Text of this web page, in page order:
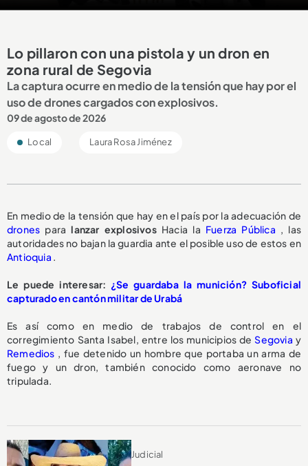
Lo pillaron con una pistola y un dron en
zona rural de Segovia
La captura ocurre en medio de la tensión que hay por el
uso de drones cargados con explosivos.
09 de agosto de 2026
Local Laura Rosa Jiménez
En medio de la tensión que hay en el país por la adecuación de
drones paralanzar explosivosHacia la Fuerza Pública , las
autoridades no bajan la guardia ante el posible uso de estos en
Antioquia .
Le puede interesar: ¿Se guardaba la munición? Suboficial
capturado en cantón militar de Urabá
Es así como en medio de trabajos de control en el
corregimiento Santa Isabel, entre los municipios deSegovia y
Remedios , fue detenido un hombre que portaba un arma de
fuego y un dron, también conocido como aeronave no
tripulada.
Judicial